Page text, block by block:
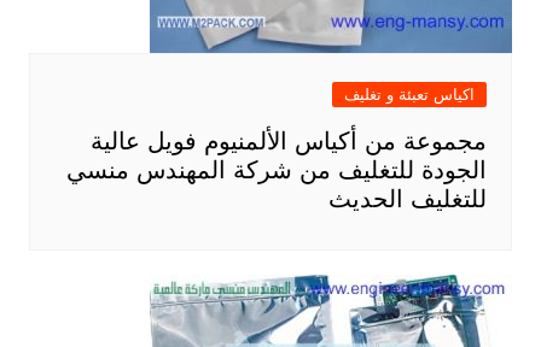
اكياس تعبئة و تغليف
مجموعة من أكياس الألمنيوم فويل عالية
الجودة للتغليف من شركة المهندس منسي
للتغليف الحديث